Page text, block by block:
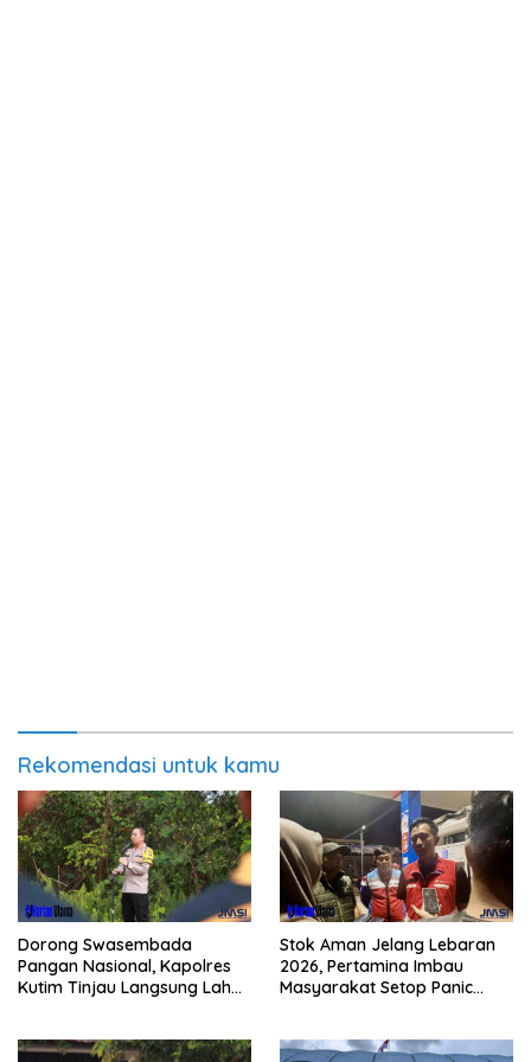
Rekomendasi untuk kamu
Dorong Swasembada
Pangan Nasional, Kapolres
Kutim Tinjau Langsung Lahan
Stok Aman Jelang Lebaran
2026, Pertamina Imbau
Masyarakat Setop Panic